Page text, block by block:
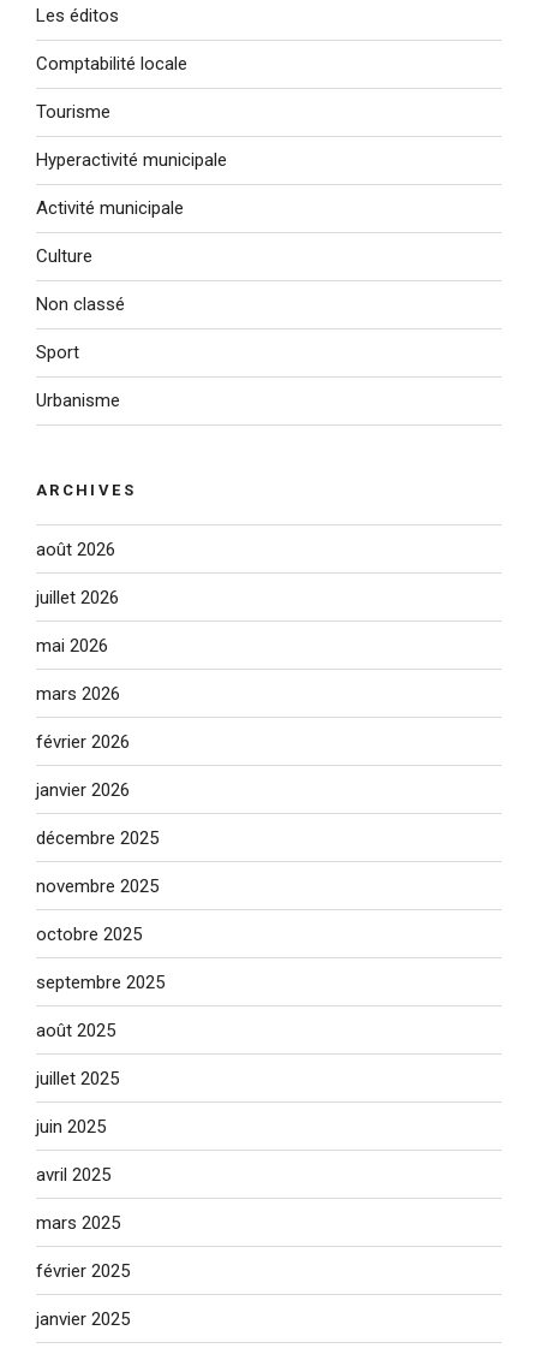
Les éditos
Comptabilité locale
Tourisme
Hyperactivité municipale
Activité municipale
Culture
Non classé
Sport
Urbanisme
ARCHIVES
août 2026
juillet 2026
mai 2026
mars 2026
février 2026
janvier 2026
décembre 2025
novembre 2025
octobre 2025
septembre 2025
août 2025
juillet 2025
juin 2025
avril 2025
mars 2025
février 2025
janvier 2025